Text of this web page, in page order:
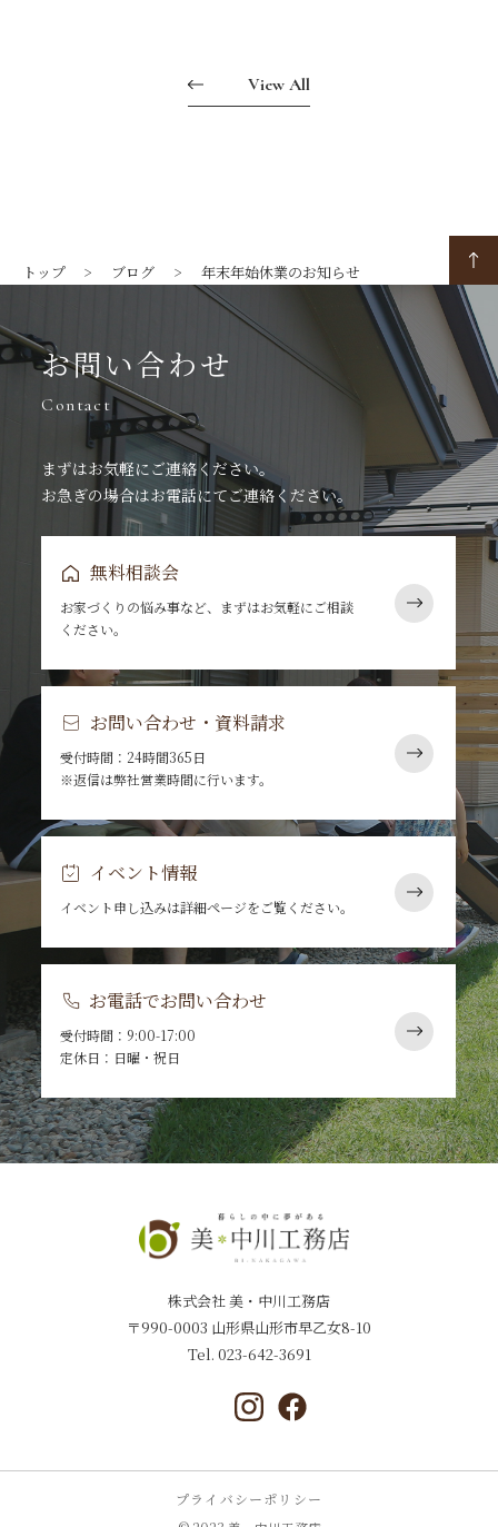
View All
トップ ブログ 年末年始休業のお知らせ
お問い合わせ
Contact
まずはお気軽にご連絡ください。
お急ぎの場合はお電話にてご連絡ください。
無料相談会
お家づくりの悩み事など、まずはお気軽にご相談
ください。
お問い合わせ・資料請求
受付時間：24時間365日
※返信は弊社営業時間に行います。
イベント情報
イベント申し込みは詳細ページをご覧ください。
お電話でお問い合わせ
受付時間：9:00-17:00
定休日：日曜・祝日
株式会社 美・中川工務店
〒990-0003 山形県山形市早乙女8-10
Tel. 023-642-3691
プライバシーポリシー